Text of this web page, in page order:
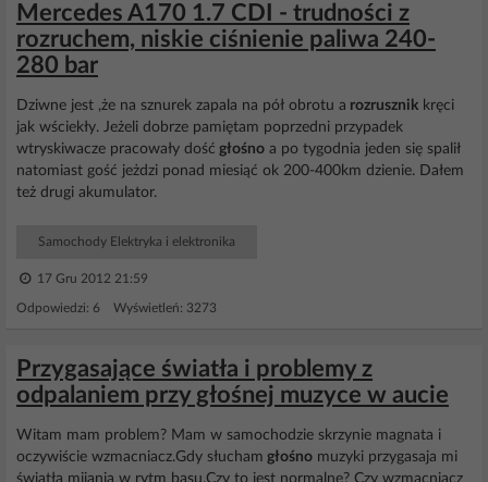
Mercedes A170 1.7 CDI - trudności z
rozruchem, niskie ciśnienie paliwa 240-
280 bar
Dziwne jest ,że na sznurek zapala na pół obrotu a rozrusznik kręci
jak wściekły. Jeżeli dobrze pamiętam poprzedni przypadek
wtryskiwacze pracowały dość głośno a po tygodnia jeden się spalił
natomiast gość jeżdzi ponad miesiąć ok 200-400km dzienie. Dałem
też drugi akumulator.
Samochody Elektryka i elektronika
17 Gru 2012 21:59
Odpowiedzi: 6 Wyświetleń: 3273
Przygasające światła i problemy z
odpalaniem przy głośnej muzyce w aucie
Witam mam problem? Mam w samochodzie skrzynie magnata i
oczywiście wzmacniacz.Gdy słucham głośno muzyki przygasaja mi
światła mijania w rytm basu.Czy to jest normalne? Czy wzmacniacz